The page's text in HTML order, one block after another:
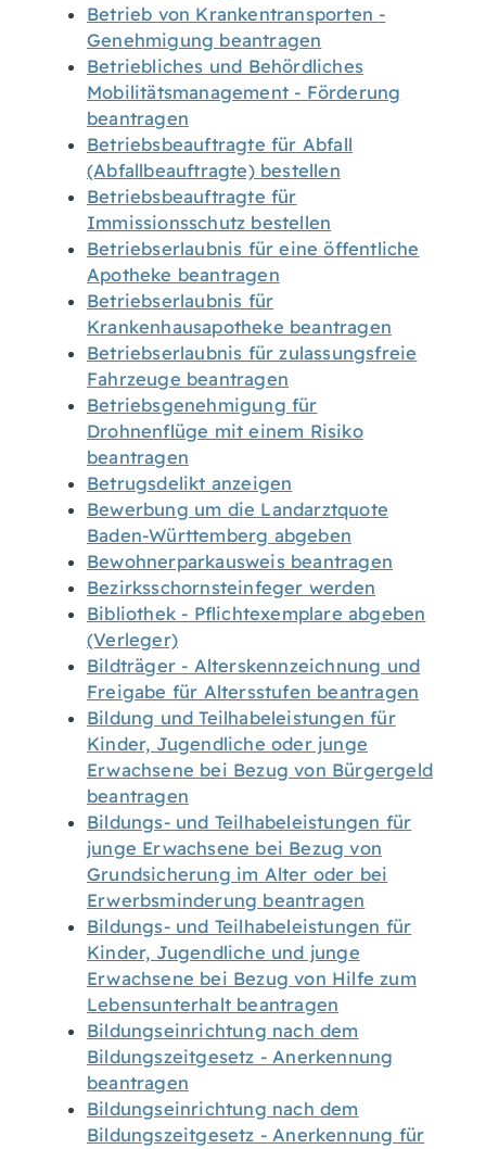
Betrieb von Krankentransporten -
Genehmigung beantragen
Betriebliches und Behördliches
Mobilitätsmanagement - Förderung
beantragen
Betriebsbeauftragte für Abfall
(Abfallbeauftragte) bestellen
Betriebsbeauftragte für
Immissionsschutz bestellen
Betriebserlaubnis für eine öffentliche
Apotheke beantragen
Betriebserlaubnis für
Krankenhausapotheke beantragen
Betriebserlaubnis für zulassungsfreie
Fahrzeuge beantragen
Betriebsgenehmigung für
Drohnenflüge mit einem Risiko
beantragen
Betrugsdelikt anzeigen
Bewerbung um die Landarztquote
Baden-Württemberg abgeben
Bewohnerparkausweis beantragen
Bezirksschornsteinfeger werden
Bibliothek - Pflichtexemplare abgeben
(Verleger)
Bildträger - Alterskennzeichnung und
Freigabe für Altersstufen beantragen
Bildung und Teilhabeleistungen für
Kinder, Jugendliche oder junge
Erwachsene bei Bezug von Bürgergeld
beantragen
Bildungs- und Teilhabeleistungen für
junge Erwachsene bei Bezug von
Grundsicherung im Alter oder bei
Erwerbsminderung beantragen
Bildungs- und Teilhabeleistungen für
Kinder, Jugendliche und junge
Erwachsene bei Bezug von Hilfe zum
Lebensunterhalt beantragen
Bildungseinrichtung nach dem
Bildungszeitgesetz - Anerkennung
beantragen
Bildungseinrichtung nach dem
Bildungszeitgesetz - Anerkennung für